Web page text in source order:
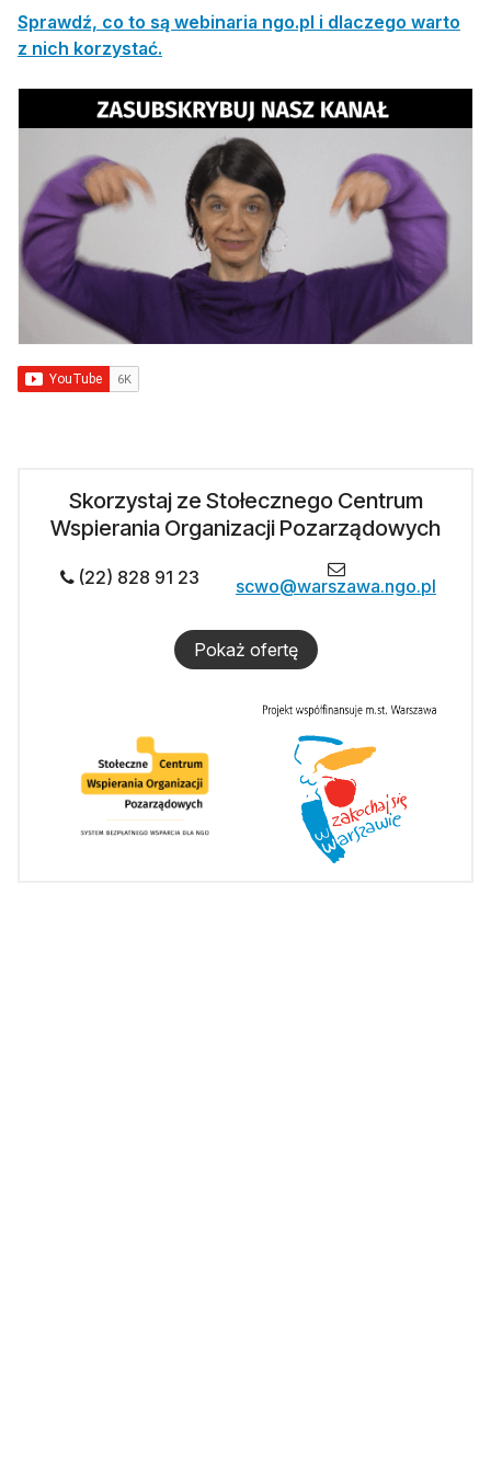
Sprawdź, co to są webinaria ngo.pl i dlaczego warto
z nich korzystać.
Skorzystaj ze Stołecznego Centrum
Wspierania Organizacji Pozarządowych
(22) 828 91 23 scwo@warszawa.ngo.pl
Pokaż ofertę